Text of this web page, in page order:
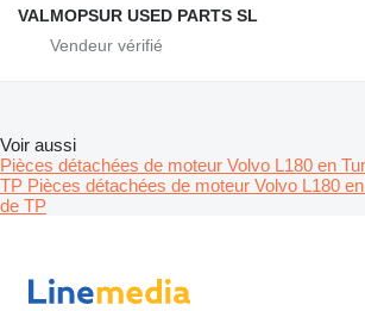
VALMOPSUR USED PARTS SL
Voir aussi
Pièces détachées de moteur Volvo L180 en
TP Pièces détachées de moteur Volvo L180
de TP